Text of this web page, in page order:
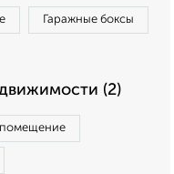
Гаражные боксы
(2)